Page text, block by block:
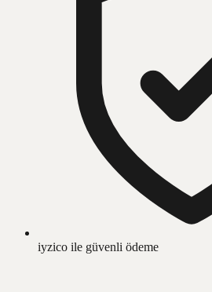
iyzico ile güvenli ödeme